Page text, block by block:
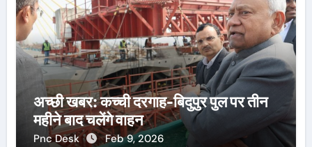
अच्छी खबर: कच्ची दरगाह-बिदुपुर पुल पर तीन
महीने बाद चलेंगे वाहन
Pnc Desk Feb 9, 2026